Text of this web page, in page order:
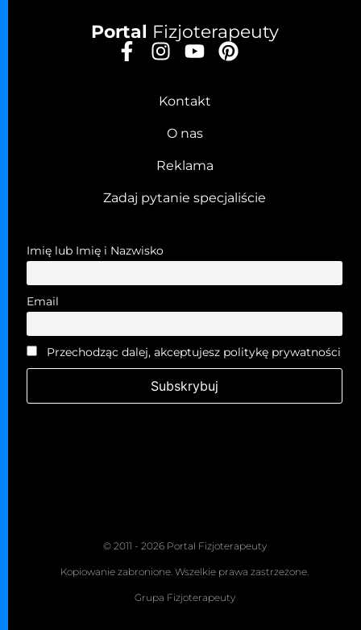
Portal Fizjoterapeuty
Kontakt
O nas
Reklama
Zadaj pytanie specjaliście
Imię lub Imię i Nazwisko
Email
Przechodząc dalej, akceptujesz politykę prywatności
© 2011 - 2026 Portal Fizjoterapeuty
Kopiowanie zabronione. Wszelkie prawa zastrzeżone.
Grupa Fizjoterapeuty